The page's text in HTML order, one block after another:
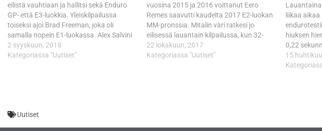
eilistä vauhtiaan ja hallitsi sekä Enduro
GP- että E3-luokkia. Yleiskilpailussa
toiseksi ajoi Brad Freeman, joka oli
samalla nopein E1-luokassa. Alex Salvini
oli puolestaan ykkönen E2-luokassa ja
kolmas yleiskilpailussa. Eilen E2-luokassa
2 syyskuun, 2018
Kategoriassa "Uutiset"
vuosina 2015 ja 2016 voittanut Eero
Remes saavutti kaudelta 2017 E2-luokan
MM-pronssia. Mitalin väri ratkesi jo
eilisessä lauantain kilpailussa, kun 32-
vuotias Remes ajoi kuudenneksi. Tänään
suomalainen sijoittui kolmanneksi.
22 lokakuun, 2017
Kategoriassa "Uutiset"
liikaa
hiuksen
0,22
Kytönen
aina
15
Uutiset